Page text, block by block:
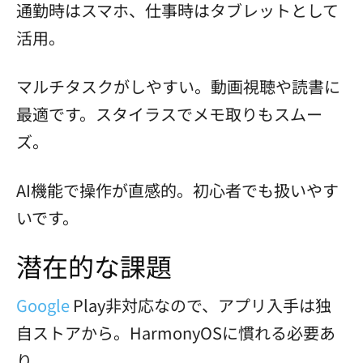
通勤時はスマホ、仕事時はタブレットとして
活用。
マルチタスクがしやすい。動画視聴や読書に
最適です。スタイラスでメモ取りもスムー
ズ。
AI機能で操作が直感的。初心者でも扱いやす
いです。
潜在的な課題
Google Play非対応なので、アプリ入手は独
自ストアから。HarmonyOSに慣れる必要あ